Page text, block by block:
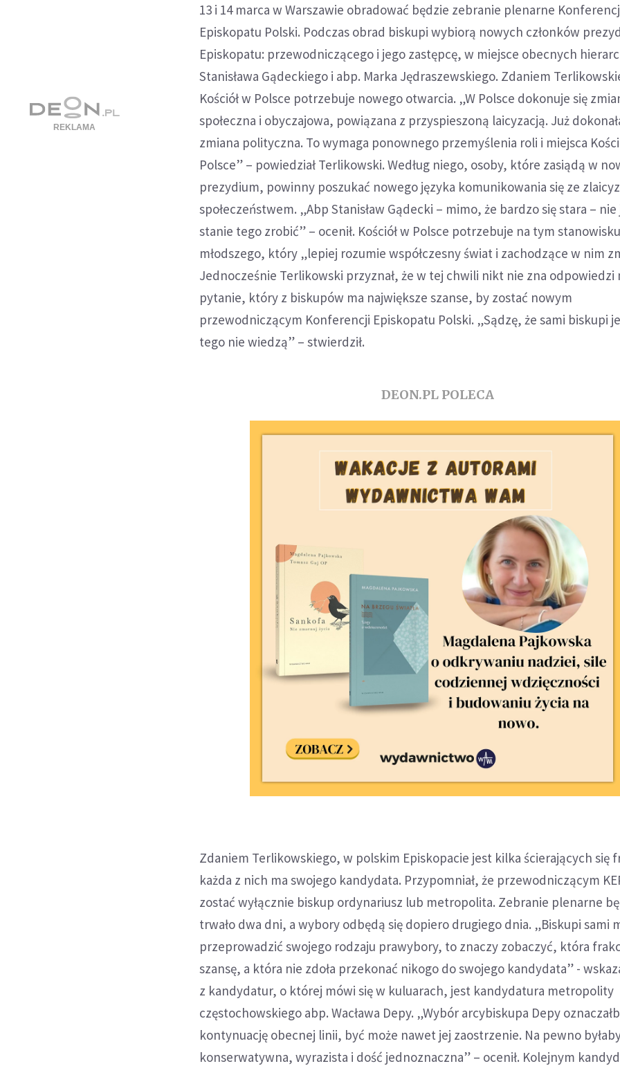
13 i 14 marca w Warszawie obradować będzie zebranie plenarne
Episkopatu Polski. Podczas obrad biskupi wybiorą nowych członków
Episkopatu: przewodniczącego i jego zastępcę, w miejsce obecnych
Stanisława Gądeckiego i abp. Marka Jędraszewskiego. Zdaniem
Kościół w Polsce potrzebuje nowego otwarcia. „W Polsce dokonuje się
społeczna i obyczajowa, powiązana z przyspieszoną laicyzacją. Już
zmiana polityczna. To wymaga ponownego przemyślenia roli i miejsca
Polsce” – powiedział Terlikowski. Według niego, osoby, które zasiądą w
prezydium, powinny poszukać nowego języka komunikowania się ze
społeczeństwem. „Abp Stanisław Gądecki – mimo, że bardzo się stara –
stanie tego zrobić” – ocenił. Kościół w Polsce potrzebuje na tym
młodszego, który „lepiej rozumie współczesny świat i zachodzące w nim
Jednocześnie Terlikowski przyznał, że w tej chwili nikt nie zna odpowiedzi
pytanie, który z biskupów ma największe szanse, by zostać nowym
przewodniczącym Konferencji Episkopatu Polski. „Sądzę, że sami biskupi
tego nie wiedzą” – stwierdził.
DEON.PL POLECA
Zdaniem Terlikowskiego, w polskim Episkopacie jest kilka ścierających się
każda z nich ma swojego kandydata. Przypomniał, że przewodniczącym
zostać wyłącznie biskup ordynariusz lub metropolita. Zebranie plenarne
trwało dwa dni, a wybory odbędą się dopiero drugiego dnia. „Biskupi sami
przeprowadzić swojego rodzaju prawybory, to znaczy zobaczyć, która
szansę, a która nie zdoła przekonać nikogo do swojego kandydata” -
z kandydatur, o której mówi się w kuluarach, jest kandydatura metropolity
częstochowskiego abp. Wacława Depy. „Wybór arcybiskupa Depy
kontynuację obecnej linii, być może nawet jej zaostrzenie. Na pewno
konserwatywna, wyrazista i dość jednoznaczna” – ocenił. Kolejnym